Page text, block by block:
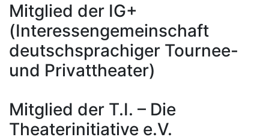
Mitglied der IG+
(Interessengemeinschaft
deutschsprachiger Tournee-
und Privattheater)
Mitglied der T.I. – Die
Theaterinitiative e.V.